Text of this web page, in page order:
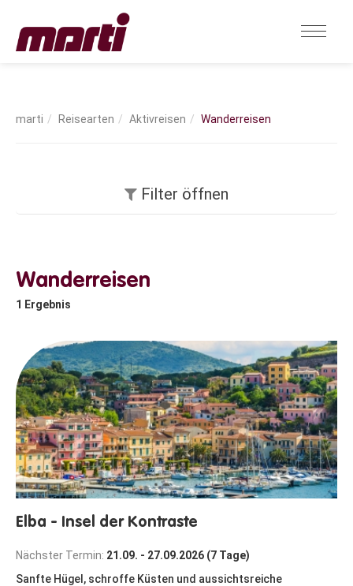
Reisearten Aktivreisen Wanderreisen
Filter öffnen
Wanderreisen
1 Ergebnis
Elba - Insel der Kontraste
Nächster Termin: 21.09. - 27.09.2026 (7 Tage)
Sanfte Hügel, schroffe Küsten und aussichtsreiche